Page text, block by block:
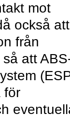
mot
också att
från
att
för